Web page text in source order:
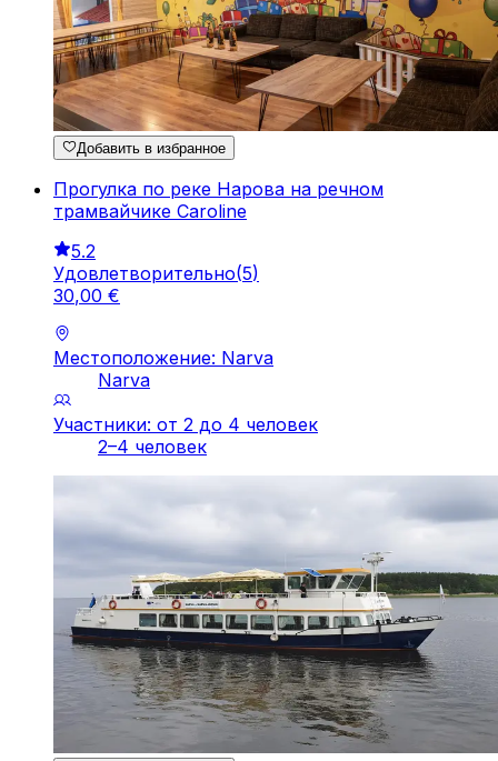
Добавить в избранное
Прогулка по реке Нарова на речном
трамвайчике Caroline
5.2
Удовлетворительно(5)
30,00 €
Местоположение: Narva
Narva
Участники: от 2 до 4 человек
2–4 человек